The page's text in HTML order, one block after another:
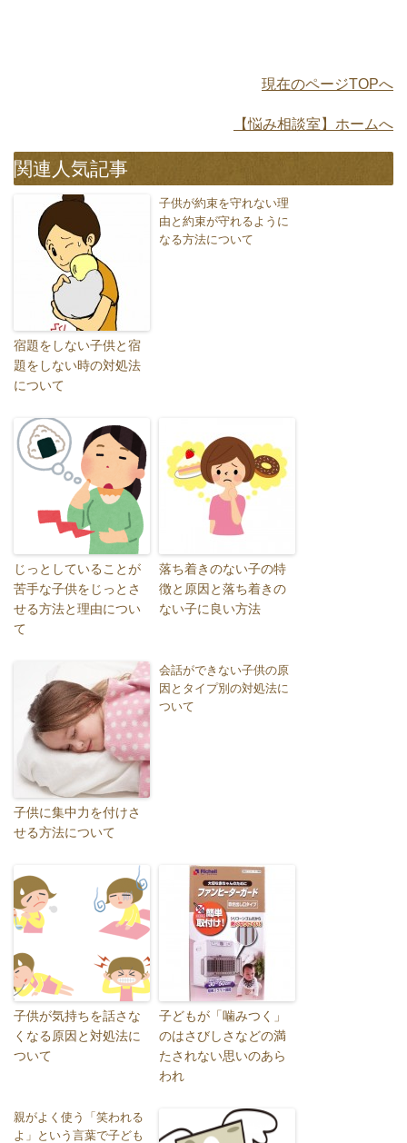
現在のページTOPへ
【悩み相談室】ホームへ
関連人気記事
宿題をしない子供と宿
題をしない時の対処法
について
子供が約束を守れない理
由と約束が守れるように
なる方法について
じっとしていることが
苦手な子供をじっとさ
せる方法と理由につい
て
落ち着きのない子の特
徴と原因と落ち着きの
ない子に良い方法
子供に集中力を付けさ
せる方法について
会話ができない子供の原
因とタイプ別の対処法に
ついて
子供が気持ちを話さな
くなる原因と対処法に
ついて
子どもが「噛みつく」
のはさびしさなどの満
たされない思いのあら
われ
親がよく使う「笑われる
よ」という言葉で子ども